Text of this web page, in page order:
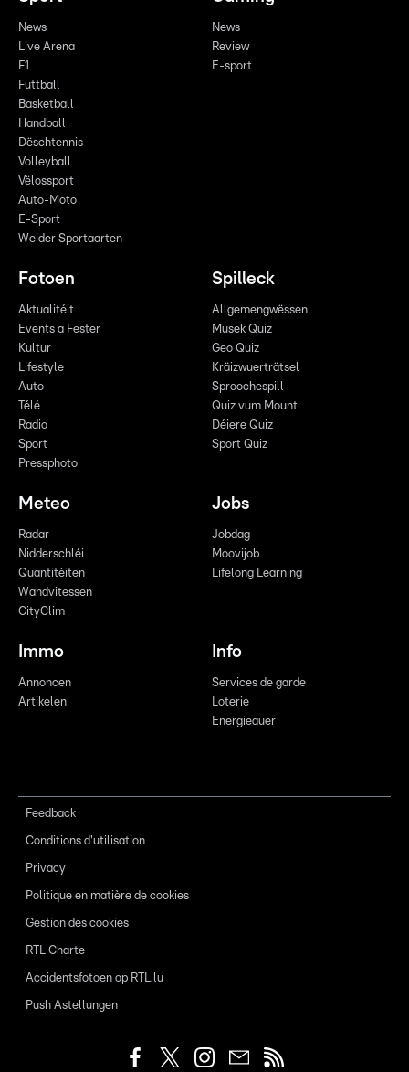
News
Live Arena
F1
Futtball
Basketball
Handball
Dëschtennis
Volleyball
Vëlossport
Auto-Moto
E-Sport
Weider Sportaarten
News
Review
E-sport
Fotoen
Aktualitéit
Events a Fester
Kultur
Lifestyle
Auto
Télé
Radio
Sport
Pressphoto
Spilleck
Allgemengwëssen
Musek Quiz
Geo Quiz
Kräizwuerträtsel
Sproochespill
Quiz vum Mount
Déiere Quiz
Sport Quiz
Meteo
Radar
Nidderschléi
Quantitéiten
Wandvitessen
CityClim
Jobs
Jobdag
Moovijob
Lifelong Learning
Immo
Annoncen
Artikelen
Info
Services de garde
Loterie
Energieauer
Feedback
Conditions d'utilisation
Privacy
Politique en matière de cookies
Gestion des cookies
RTL Charte
Accidentsfotoen op RTL.lu
Push Astellungen